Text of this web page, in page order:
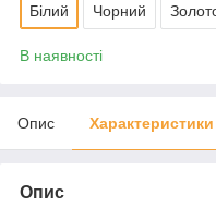
Білий Чорний
В наявності
Опис Характеристики
Опис